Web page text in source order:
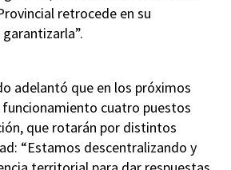
retrocede en su
adelantó que en los próximos
funcionamiento cuatro puestos
que rotarán por distintos
“Estamos descentralizando y